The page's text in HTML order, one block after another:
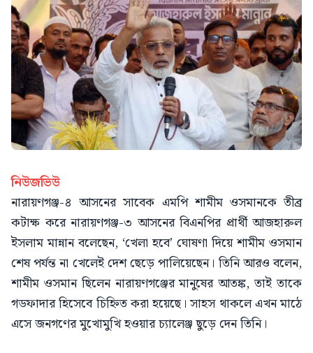
নিউজভিউ
নারায়ণগঞ্জ-৪ আসনের সাবেক এমপি শামীম ওসমানকে তীব্র
কটাক্ষ করে নারায়ণগঞ্জ-৩ আসনের বিএনপির প্রার্থী আজহারুল
ইসলাম মান্নান বলেছেন, ‘খেলা হবে’ ঘোষণা দিয়ে শামীম ওসমান
শেষ পর্যন্ত না খেলেই দেশ ছেড়ে পালিয়েছেন। তিনি আরও বলেন,
শামীম ওসমান ছিলেন নারায়ণগঞ্জের মানুষের আতঙ্ক, তাই তাকে
গডফাদার হিসেবে চিহ্নিত করা হয়েছে। সাহস থাকলে এখন মাঠে
এসে জনগণের মুখোমুখি হওয়ার চ্যালেঞ্জ ছুড়ে দেন তিনি।